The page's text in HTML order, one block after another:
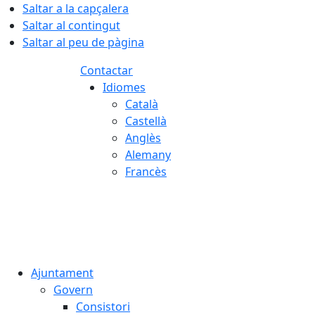
Saltar a la capçalera
Saltar al contingut
Saltar al peu de pàgina
Contactar
Idiomes
Català
Castellà
Anglès
Alemany
Francès
Ajuntament
Govern
Consistori